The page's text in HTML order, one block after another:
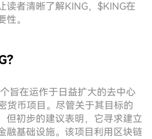
读者清晰了解KING，$KING在
。
旨在运作于日益扩大的去中心
货币项目。尽管关于其目标的
但初步的建议表明，它寻求建立
融基础设施。该项目利用区块链